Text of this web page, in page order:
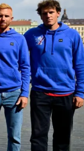
Triatlon
Veslování
Vodní
Volejbal
Ostatní